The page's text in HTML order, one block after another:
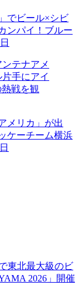
でビール×シビ
ンパイ！ブルー
メリカ」が出
ケーチーム横浜
東北最大級のビ
2026」開催